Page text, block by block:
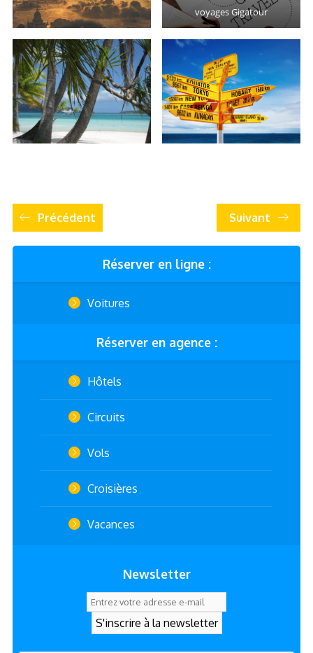
Réserver en ligne :
Voitures
Réserver en agence :
Hôtels
Circuits
Vols
Croisières
Vacances
Newsletter
voyages Gigatour
Précédent Suivant